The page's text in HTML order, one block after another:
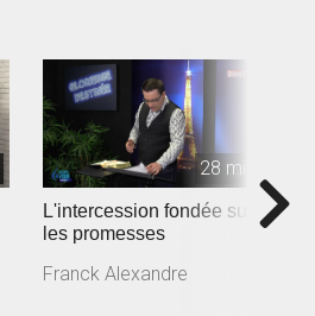
28 min
L'intercession fondée sur
les promesses
Franck Alexandre